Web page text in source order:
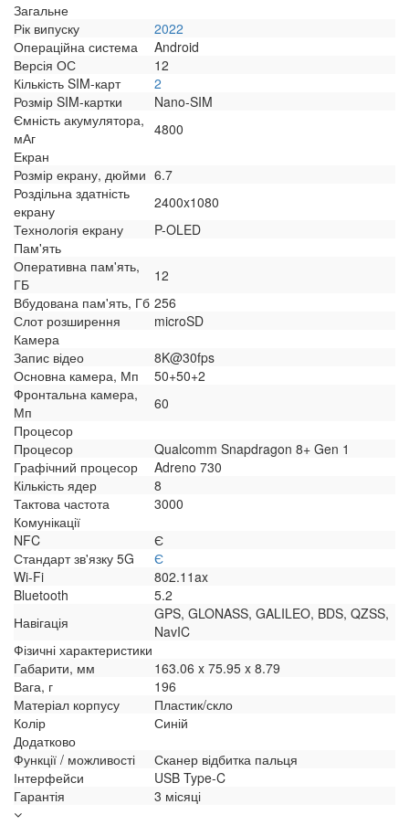
Загальне
Рік випуску
2022
Операційна система
Android
Версія ОС
12
Кількість SIM-карт
2
Розмір SIM-картки
Nano-SIM
Ємність акумулятора,
мАг
4800
Екран
Розмір екрану, дюйми 6.7
Роздільна здатність
екрану
2400x1080
Технологія екрану
P-OLED
Пам'ять
Оперативна пам'ять,
ГБ
12
Вбудована пам'ять, Гб 256
Слот розширення
microSD
Камера
Запис відео
8K@30fps
Основна камера, Мп
50+50+2
Фронтальна камера,
Мп
60
Процесор
Процесор
Qualcomm Snapdragon 8+ Gen 1
Графічний процесор
Adreno 730
Кількість ядер
8
Тактова частота
3000
Комунікації
NFC
Є
Стандарт зв'язку 5G
Є
Wi-Fi
802.11ax
Bluetooth
5.2
Навігація
GPS, GLONASS, GALILEO, BDS, QZSS,
NavIC
Фізичні характеристики
Габарити, мм
163.06 x 75.95 x 8.79
Вага, г
196
Матеріал корпусу
Пластик/скло
Колір
Синій
Додатково
Функції / можливості
Сканер відбитка пальця
Інтерфейси
USB Type-C
Гарантія
3 місяці